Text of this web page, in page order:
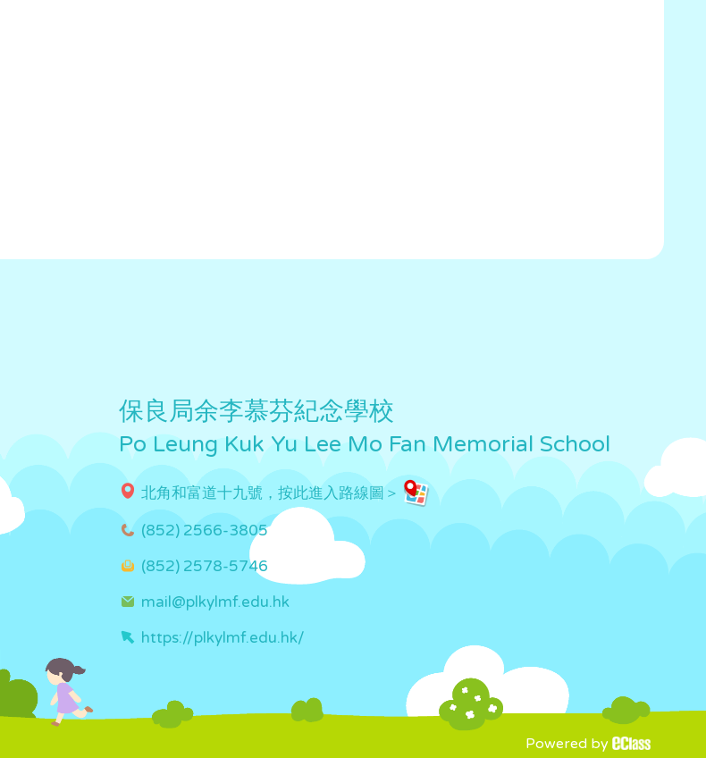
保良局余李慕芬紀念學校
Po Leung Kuk Yu Lee Mo Fan Memorial School
北角和富道十九號，按此進入路線圖＞
(852) 2566-3805
(852) 2578-5746
mail@plkylmf.edu.hk
https://plkylmf.edu.hk/
Powered by